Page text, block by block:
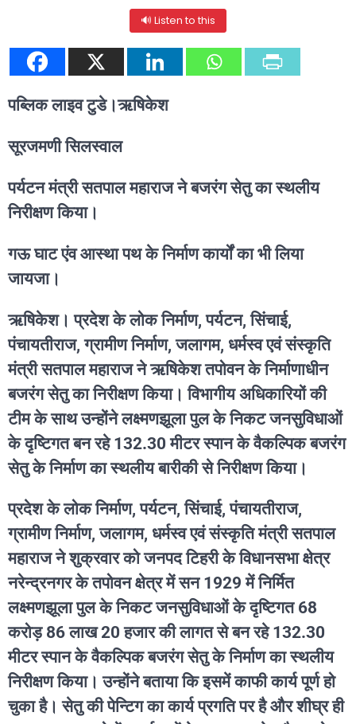
🔊 Listen to this
पब्लिक लाइव टुडे।ऋषिकेश
सूरजमणी सिलस्वाल
पर्यटन मंत्री सतपाल महाराज ने बजरंग सेतु का स्थलीय
निरीक्षण किया।
गऊ घाट एंव आस्था पथ के निर्माण कार्यों का भी लिया
जायजा।
ऋषिकेश। प्रदेश के लोक निर्माण, पर्यटन, सिंचाई,
पंचायतीराज, ग्रामीण निर्माण, जलागम, धर्मस्व एवं संस्कृति
मंत्री सतपाल महाराज ने ऋषिकेश तपोवन के निर्माणाधीन
बजरंग सेतु का निरीक्षण किया। विभागीय अधिकारियों की
टीम के साथ उन्होंने लक्ष्मणझूला पुल के निकट जनसुविधाओं
के दृष्टिगत बन रहे 132.30 मीटर स्पान के वैकल्पिक बजरंग
सेतु के निर्माण का स्थलीय बारीकी से निरीक्षण किया।
प्रदेश के लोक निर्माण, पर्यटन, सिंचाई, पंचायतीराज,
ग्रामीण निर्माण, जलागम, धर्मस्व एवं संस्कृति मंत्री सतपाल
महाराज ने शुक्रवार को जनपद टिहरी के विधानसभा क्षेत्र
नरेन्द्रनगर के तपोवन क्षेत्र में सन 1929 में निर्मित
लक्ष्मणझूला पुल के निकट जनसुविधाओं के दृष्टिगत 68
करोड़ 86 लाख 20 हजार की लागत से बन रहे 132.30
मीटर स्पान के वैकल्पिक बजरंग सेतु के निर्माण का स्थलीय
निरीक्षण किया। उन्होंने बताया कि इसमें काफी कार्य पूर्ण हो
चुका है। सेतु की पेन्टिग का कार्य प्रगति पर है और शीघ्र ही